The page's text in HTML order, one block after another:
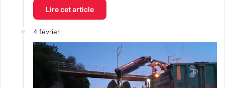
Lire cet article
4 février